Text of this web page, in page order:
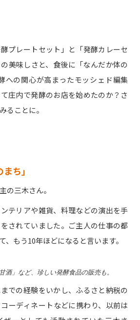
プレートセット」と「発酵カレーセ
美味しさと、食後に「なんだか体の
への関心が高まったモッシェド編集
庄内で発酵のお店を始めたのか？さ
ることに。
ち」
の三木さん。
テリアや雑貨、料理などの演出を手
されていました。ご主人の仕事の都
、もう10年ほどになると言います。
酒」など、珍しい発酵食品の販売も。
での経験をいかし、ふるさと納税の
ーディネートなどに携わり、以前は